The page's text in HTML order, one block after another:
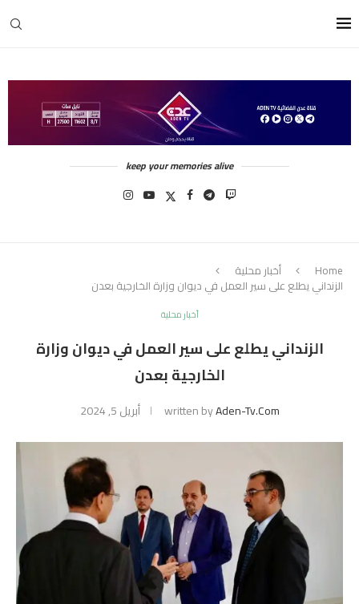
keep your memories alive
Home أخبار محلية
الزنداني يطلع على سير العمل في ديوان وزارة الخارجية بعدن
أخبار محلية
الزنداني يطلع على سير العمل في ديوان وزارة
الخارجية بعدن
written byAden-Tv.com أبريل 5, 2024